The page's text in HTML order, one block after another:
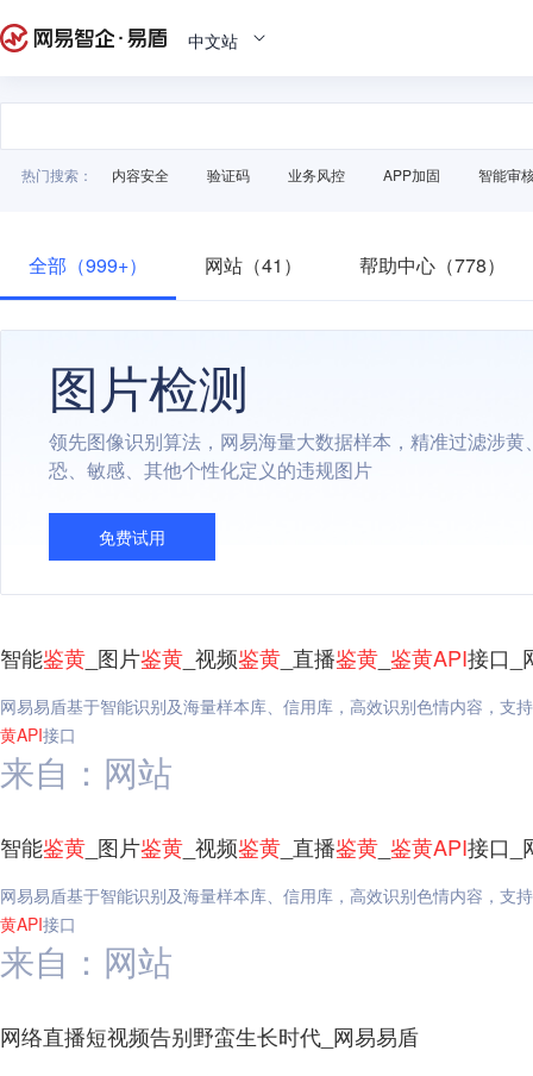
中文站
热门搜索： 内容安全 验证码 业务风控 APP加固 智能审
全部（999+） 网站（41） 帮助中心（778）
图片检测
领先图像识别算法，网易海量大数据样本，精准过滤涉黄
恐、敏感、其他个性化定义的违规图片
免费试用
智能鉴黄 _图片鉴黄 _视频鉴黄 _直播鉴黄 鉴黄API接口_
网易易盾基于智能识别及海量样本库、信用库，高效识别色情内容，支
黄API接口
来自：网站
智能鉴黄 _图片鉴黄 _视频鉴黄 _直播鉴黄 鉴黄API接口_
网易易盾基于智能识别及海量样本库、信用库，高效识别色情内容，支
黄API接口
来自：网站
网络直播短视频告别野蛮生长时代_网易易盾